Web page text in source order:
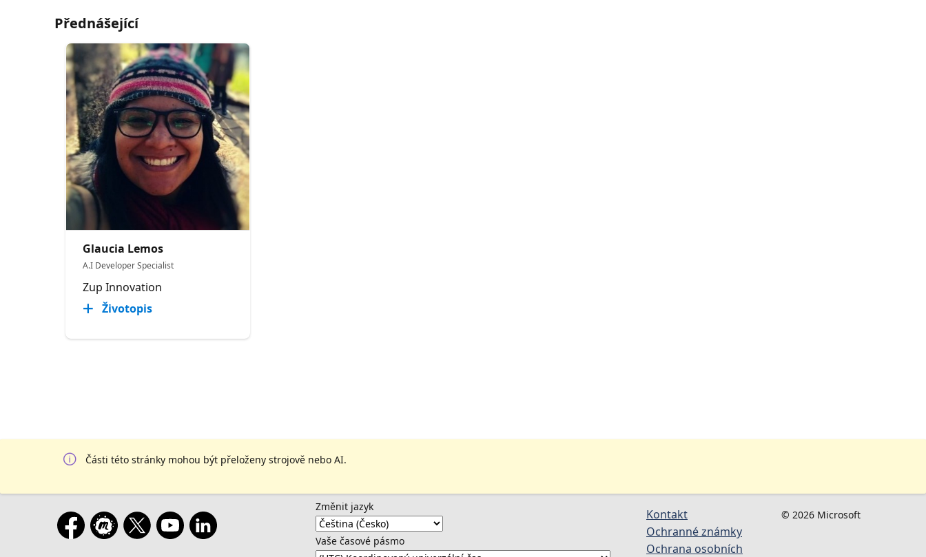
Přednášející
Glaucia Lemos
A.I Developer Specialist
Zup Innovation
Životopis
Části této stránky mohou být přeloženy strojově nebo AI.
Změnit jazyk
Vaše časové pásmo
Kontakt
Ochranné známky
Ochrana osobních
© 2026 Microsoft